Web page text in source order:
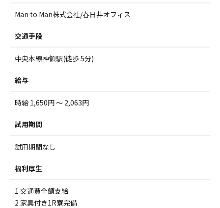
Man to Man株式会社/春日井オフィス
交通手段
中央本線神領駅(徒歩 5分)
給与
時給 1,650円 ～ 2,063円
試用期間
試用期間なし
福利厚生
1 交通費全額支給
2 家具付き1R寮完備